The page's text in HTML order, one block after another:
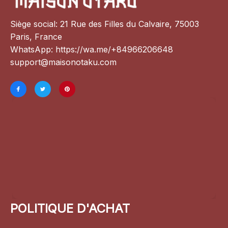
Siège social: 21 Rue des Filles du Calvaire, 75003
Paris, France
WhatsApp: https://wa.me/+84966206648
support@maisonotaku.com
POLITIQUE D'ACHAT